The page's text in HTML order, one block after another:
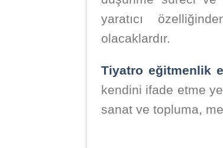
yaratıcı
olacaklardır.
Tiyatro eğitmenlik
kendini ifade etme
sanat ve topluma,